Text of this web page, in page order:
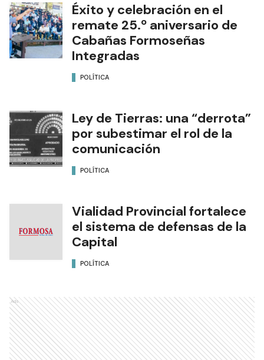
Éxito y celebración en el
remate 25.º aniversario de
Cabañas Formoseñas
Integradas
POLÍTICA
Ley de Tierras: una “derrota”
por subestimar el rol de la
comunicación
POLÍTICA
Vialidad Provincial fortalece
el sistema de defensas de la
Capital
POLÍTICA
Ads